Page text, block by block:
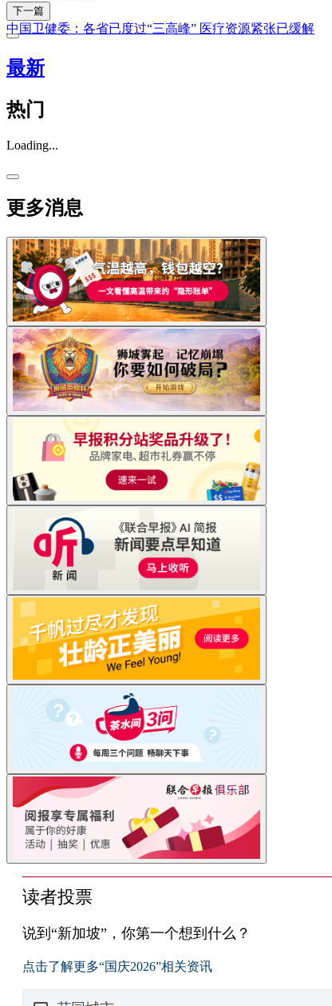
下一篇
中国卫健委：各省已度过“三高峰” 医疗资源紧张已缓解
最新
热门
Loading...
更多消息